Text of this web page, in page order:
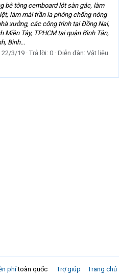
bê tông cemboard lót sàn gác, làm
làm mái trần la phông chống nóng
xưởng, các công trình tại Đồng Nai,
Miền Tây, TPHCM tại quận Bình Tân,
Bình...
22/3/19 Trả lời: 0 Diễn đàn: Vật liệu
Trợ giúp Trang chủ
phítoàn quốc